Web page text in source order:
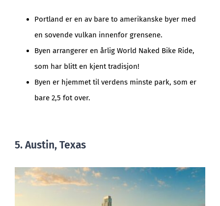
Portland er en av bare to amerikanske byer med
en sovende vulkan innenfor grensene.
Byen arrangerer en årlig World Naked Bike Ride,
som har blitt en kjent tradisjon!
Byen er hjemmet til verdens minste park, som er
bare 2,5 fot over.
5. Austin, Texas